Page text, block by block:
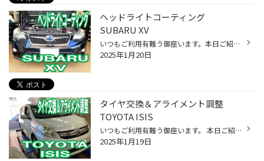
ヘッドライトコーティング
SUBARU XV
いつもご利用有難う御座います。本日ご紹介はコチラ。 スバル XV で御座います。ヘッドライトコーティングをご依頼頂きました。 施工前がコチラ。 全体的にクスミが出ていますが、上部が特にクスんでいます。 専用の溶剤にてコーティングをしていきます。 右目完成です。若干残っていますが、目立つ...
2025年1月20日
タイヤ交換＆アライメント調整
TOYOTA ISIS
いつもご利用有難う御座います。 本日ご紹介はコチラ。 トヨタ アイシスです。 タイヤ交換とアライメント調整です。 交換前のタイヤはツルツルです。 シッカリ使い込んで頂きました。 交換タイヤはセイバーリング。 とてもリーズナブルながらも基本性能は押さえた、 人気タイヤです。 交換後はアラ...
2025年1月19日